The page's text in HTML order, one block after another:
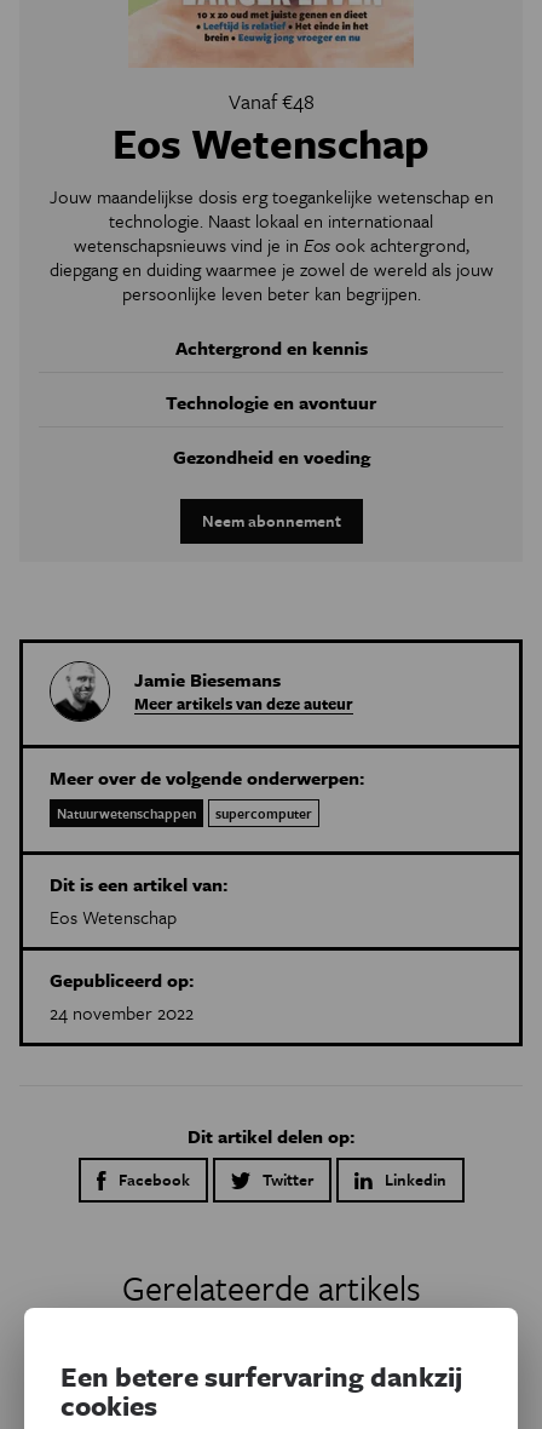
Vanaf €48
Eos Wetenschap
Jouw maandelijkse dosis erg toegankelijke wetenschap en
technologie. Naast lokaal en internationaal
wetenschapsnieuws vind je in Eosook achtergrond,
diepgang en duiding waarmee je zowel de wereld als jouw
persoonlijke leven beter kan begrijpen.
Achtergrond en kennis
Technologie en avontuur
Gezondheid en voeding
Neem abonnement
Jamie Biesemans
Meer artikels van deze auteur
Meer over de volgende onderwerpen:
Natuurwetenschappen supercomputer
Dit is een artikel van:
Eos Wetenschap
Gepubliceerd op:
24 november 2022
Dit artikel delen op:
Facebook Twitter Linkedin
Gerelateerde artikels
Een betere surfervaring dankzij
cookies